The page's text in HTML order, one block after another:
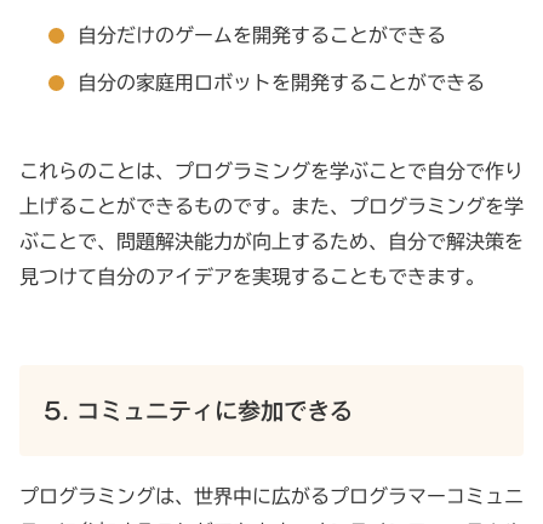
自分だけのゲームを開発することができる
自分の家庭用ロボットを開発することができる
これらのことは、プログラミングを学ぶことで自分で作り
上げることができるものです。また、プログラミングを学
ぶことで、問題解決能力が向上するため、自分で解決策を
見つけて自分のアイデアを実現することもできます。
5. コミュニティに参加できる
プログラミングは、世界中に広がるプログラマーコミュニ